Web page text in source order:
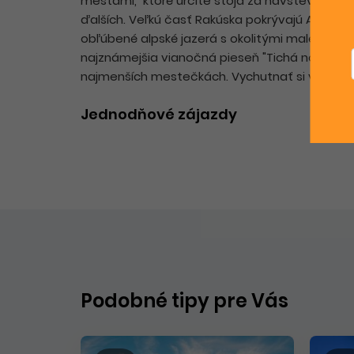
ďalších. Veľkú časť Rakúska pokrývajú Alpy a
obľúbené alpské jazerá s okolitými
najznámejšia vianočná pieseň "Tichá noc" a
najmenších mestečkách. Vychutnať si v
Jednodňové zájazdy
Podobné tipy pre Vás